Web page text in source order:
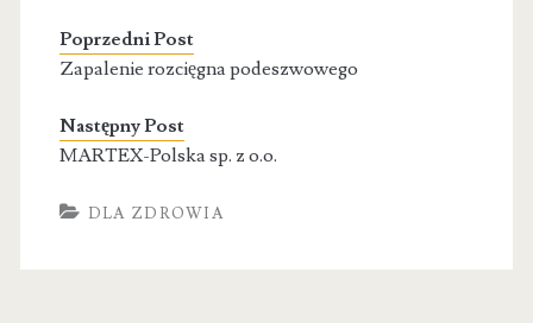
Poprzedni Post
Zapalenie rozcięgna podeszwowego
Następny Post
MARTEX-Polska sp. z o.o.
DLA ZDROWIA